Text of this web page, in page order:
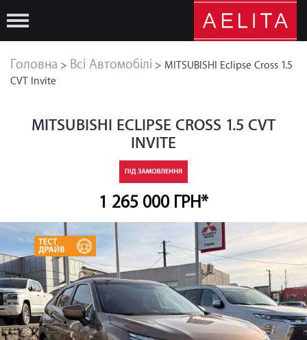
Головна > Всі Автомобілі > MITSUBISHI Eclipse Cross 1.5
CVT Invite
MITSUBISHI ECLIPSE CROSS 1.5 CVT
INVITE
1 265 000 ГРН*